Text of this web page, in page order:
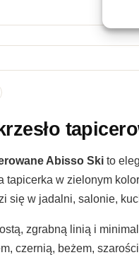
Abisso Ski to
tapicerka w zielonym
się w jadalni, salonie,
zgrabną linią i
czernią, beżem,